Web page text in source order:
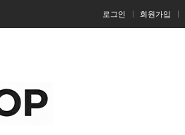
로그인 회원가입